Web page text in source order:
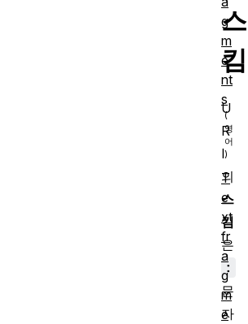
스
킴
U
R
I
의
스
킴
은
:
문
자
g
m
e
nt
s
T
e
xt
fr
a
g
m
e